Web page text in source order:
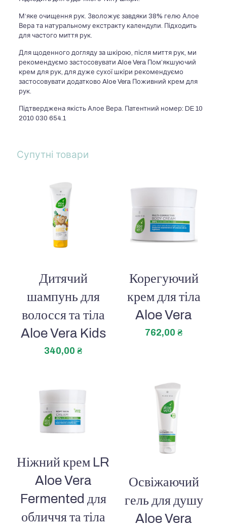
М‘яке очищення рук. Зволожує завдяки 38% гелю Алое
Вера та натуральному екстракту календули. Підходить
для частого миття рук.
Для щоденного догляду за шкірою, після миття рук, ми
рекомендуємо застосовувати Aloe Vera Пом’якшуючий
крем для рук, для дуже сухої шкіри рекомендуємо
застосовувати додатково Aloe Vera Поживний крем для
рук.
Підтверджена якість Алое Вера. Патентний номер: DE 10
2010 030 654.1
Супутні товари
Дитячий
шампунь для
волосся та тіла
Aloe Vera Kids
340,00₴
Корегуючий
крем для тіла
Aloe Vera
762,00₴
Ніжний крем LR
Aloe Vera
Fermented для
обличчя та тіла
Освіжаючий
гель для душу
Aloe Vera